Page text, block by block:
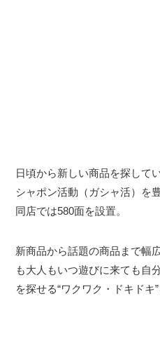
日頃から新しい商品を探して
シャポン活動（ガシャ活）を
同店では580面を設置。
新商品から話題の商品まで幅
も大人もいつ遊びに来ても自
を探せる“ワクワク・ドキドキ”